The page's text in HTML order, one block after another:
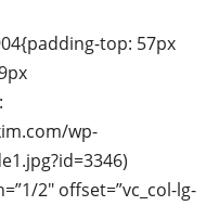
top: 57px
wp-
2″ offset=”vc_col-lg-